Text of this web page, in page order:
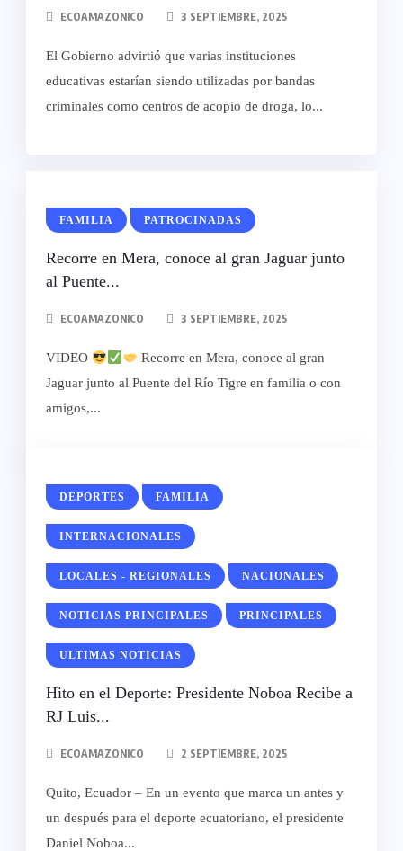
ECOAMAZONICO 3 SEPTIEMBRE, 2025
El Gobierno advirtió que varias instituciones
educativas estarían siendo utilizadas por bandas
criminales como centros de acopio de droga, lo...
FAMILIA PATROCINADAS
Recorre en Mera, conoce al gran Jaguar junto
al Puente...
ECOAMAZONICO 3 SEPTIEMBRE, 2025
VIDEO
Recorre en Mera, conoce al gran
Jaguar junto al Puente del Río Tigre en familia o con
amigos,...
DEPORTES FAMILIA
INTERNACIONALES
LOCALES - REGIONALES NACIONALES
NOTICIAS PRINCIPALES PRINCIPALES
ULTIMAS NOTICIAS
Hito en el Deporte: Presidente Noboa Recibe a
RJ Luis...
ECOAMAZONICO 2 SEPTIEMBRE, 2025
Quito, Ecuador – En un evento que marca un antes y
un después para el deporte ecuatoriano, el presidente
Daniel Noboa...